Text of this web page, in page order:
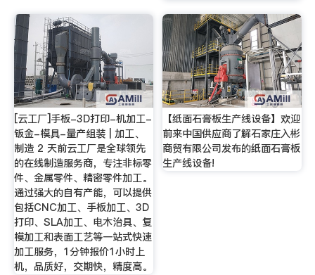
[云工厂]手板-3D打印-机加工-
钣金-模具-量产组装 | 加工、
制造 2 天前云工厂是全球领先
的在线制造服务商，专注非标零
件、金属零件、精密零件加工。
通过强大的自有产能，可以提供
包括CNC加工、手板加工、3D
打印、SLA加工、电木治具、复
模加工和表面工艺等一站式快速
加工服务，1分钟报价1小时上
机，品质好，交期快，精度高。
【纸面石膏板生产线设备】欢迎
前来中国供应商了解石家庄入彬
商贸有限公司发布的纸面石膏板
生产线设备!